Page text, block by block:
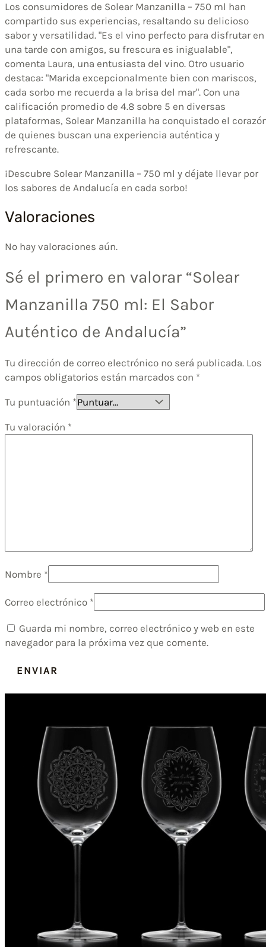
Los consumidores de Solear Manzanilla – 750 ml han
compartido sus experiencias, resaltando su delicioso
sabor y versatilidad. "Es el vino perfecto para disfrutar en
una tarde con amigos, su frescura es inigualable",
comenta Laura, una entusiasta del vino. Otro usuario
destaca: "Marida excepcionalmente bien con mariscos,
cada sorbo me recuerda a la brisa del mar". Con una
calificación promedio de 4.8 sobre 5 en diversas
plataformas, Solear Manzanilla ha conquistado el
de quienes buscan una experiencia auténtica y
refrescante.
¡Descubre Solear Manzanilla – 750 ml y déjate llevar por
los sabores de Andalucía en cada sorbo!
Valoraciones
No hay valoraciones aún.
Sé el primero en valorar “Solear
Manzanilla 750 ml: El Sabor
Auténtico de Andalucía”
Tu dirección de correo electrónico no será publicada. Los
campos obligatorios están marcados con *
Tu puntuación *
Tu valoración *
Nombre *
Correo electrónico *
Guarda mi nombre, correo electrónico y web en este
navegador para la próxima vez que comente.